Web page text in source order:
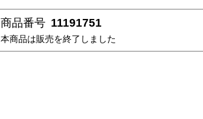
商品番号 11191751
本商品は販売を終了しました